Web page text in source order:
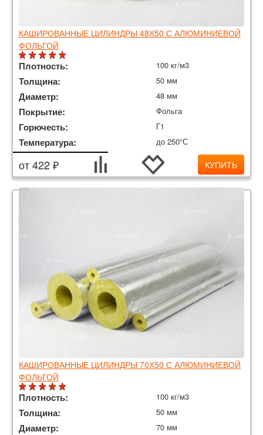
КАШИРОВАННЫЕ ЦИЛИНДРЫ 48Х50 С АЛЮМИНИЕВОЙ
ФОЛЬГОЙ
Плотность: 100 кг/м3
Толщина: 50 мм
Диаметр: 48 мм
Покрытие: Фольга
Горючесть: Г1
Температура: до 250°С
от 422 ₽ КУПИТЬ
КАШИРОВАННЫЕ ЦИЛИНДРЫ 70Х50 С АЛЮМИНИЕВОЙ
ФОЛЬГОЙ
Плотность: 100 кг/м3
Толщина: 50 мм
Диаметр: 70 мм